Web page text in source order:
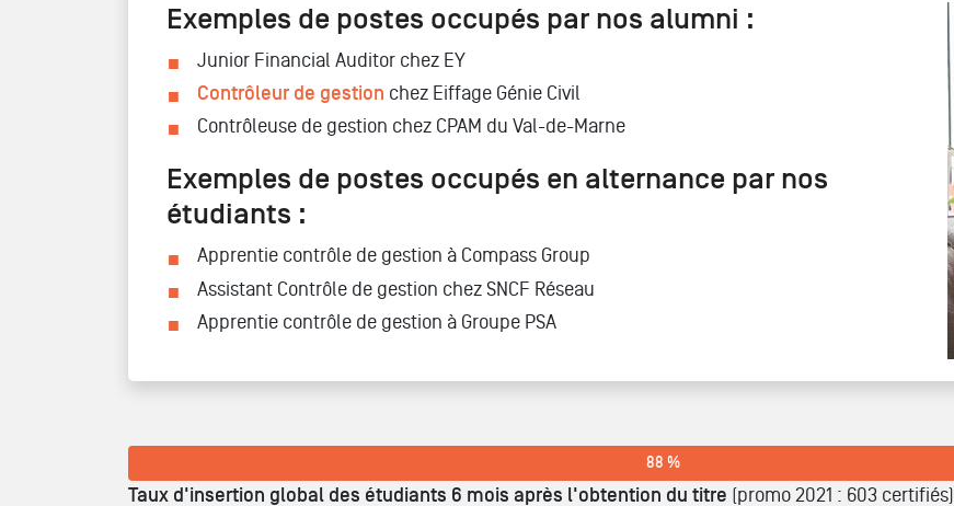
Exemples de postes occupés par nos alumni :
Junior Financial Auditor chez EY
Contrôleur de gestion chez Eiffage Génie Civil
Contrôleuse de gestion chez CPAM du Val-de-Marne
Exemples de postes occupés en alternance par nos
étudiants :
Apprentie contrôle de gestion à Compass Group
Assistant Contrôle de gestion chez SNCF Réseau
Apprentie contrôle de gestion à Groupe PSA
88 %
Taux d'insertion global des étudiants 6 mois après l'obtention du titre (promo 2021 : 603 certifiés)